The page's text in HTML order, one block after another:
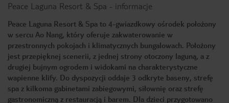
Peace Laguna Resort & Spa - informacje
Peace Laguna Resort & Spa to 4-gwiazdkowy ośrodek położony
w sercu Ao Nang, który oferuje zakwaterowanie w
przestronnych pokojach i klimatycznych bungalowach. Położony
jest przepięknej scenerii, z jednej strony otoczony laguną, a z
drugiej bujnym ogrodem i widokami na charakterystyczne
wapienne klify. Do dyspozycji oddaje 3 odkryte baseny, strefę
spa z kilkoma gabinetami zabiegowymi, siłownię oraz strefę
gastronomiczną z restauracją i barem. Dla dzieci przygotowano